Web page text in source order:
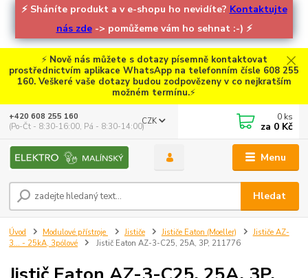
⚡ Sháníte produkt a v e-shopu ho nevidíte? Kontaktujte
nás zde-> pomůžeme vám ho sehnat :-) ⚡
⚡ Nově nás můžete s dotazy písemně kontaktovat
prostřednictvím aplikace WhatsApp na telefonním čísle 608 255
160. Veškeré vaše dotazy budou zodpovězeny v co nejkratším
možném termínu.⚡
Menu
CZK
Hledat
+420 608 255 160
(Po-Čt - 8:30-16:00, Pá - 8:30-14:00)
0 ks
za 0 Kč
Úvod Modulové přístroje Jističe Jističe Eaton (Moeller)
Jističe AZ-
3... - 25kA, 3pólové
Jistič Eaton AZ-3-C25, 25A, 3P, 211776